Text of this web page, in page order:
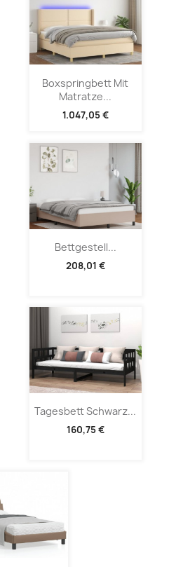
Boxspringbett Mit
Matratze...
1.047,05 €
Bettgestell...
208,01 €
Tagesbett Schwarz...
160,75 €